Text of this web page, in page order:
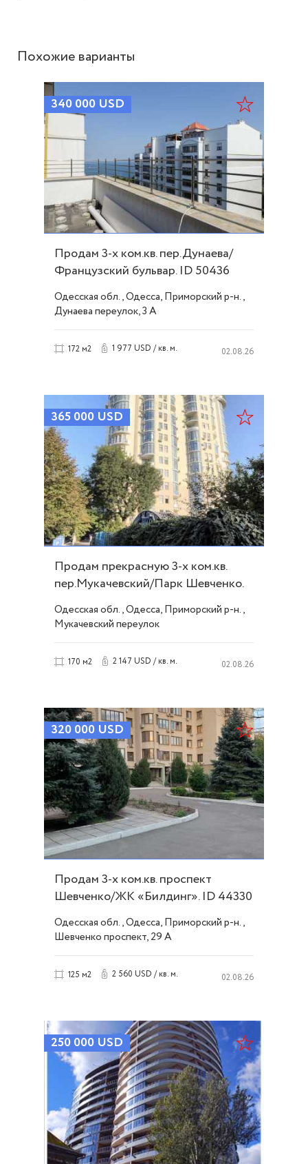
Похожие варианты
340 000 USD
Продам 3-х ком.кв. пер.Дунаева/
Французский бульвар. ID 50436
Одесская обл., Одесса, Приморский р-н.,
Дунаева переулок, 3 А
172 м2 1 977 USD / кв. м. 02.08.26
365 000 USD
Продам прекрасную 3-х ком.кв.
пер.Мукачевский/Парк Шевченко.
ID 53253
Одесская обл., Одесса, Приморский р-н.,
Мукачевский переулок
170 м2 2 147 USD / кв. м. 02.08.26
320 000 USD
Продам 3-х ком.кв. проспект
Шевченко/ЖК «Билдинг». ID 44330
Одесская обл., Одесса, Приморский р-н.,
Шевченко проспект, 29 А
125 м2 2 560 USD / кв. м. 02.08.26
250 000 USD